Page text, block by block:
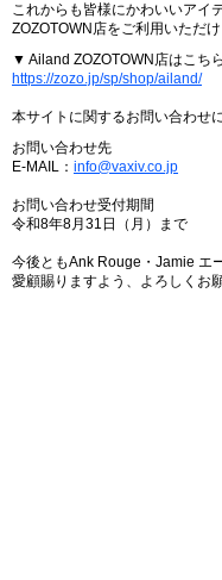
これからも皆様にかわいいアイ
ZOZOTOWN店をご利用いただけ
▼ Ailand ZOZOTOWN店はこちら
https://zozo.jp/sp/shop/ailand/
本サイトに関するお問い合わせ
お問い合わせ先
E-MAIL： info@vaxiv.co.jp
お問い合わせ受付期間
令和8年8月31日（月）まで
今後ともAnk Rouge・Jamie エ
愛顧賜りますよう、よろしくお